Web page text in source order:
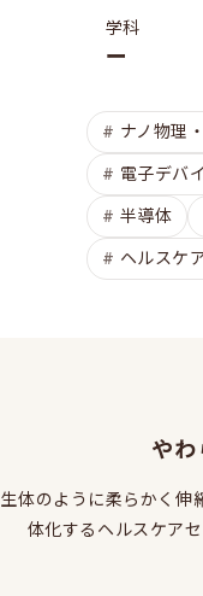
学科
ー
ナノ物理
電子デバ
半導体
ヘルスケ
や
生体のように柔らかく伸
体化するヘルスケア